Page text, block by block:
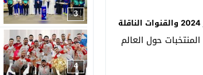
نستعرض معكم في السطور التالية جدولا لأبرز مباريات اليوم الأربعاء الموافق الرابع من سبتمبر 2024 والقنوات الناقلة
حول العالم
3
4